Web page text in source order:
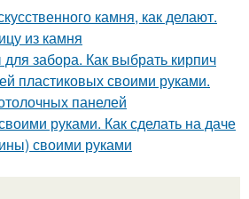
камня, как делают.
из камня
забора. Как выбрать кирпич
пластиковых своими руками.
панелей
руками. Как сделать на даче
своими руками